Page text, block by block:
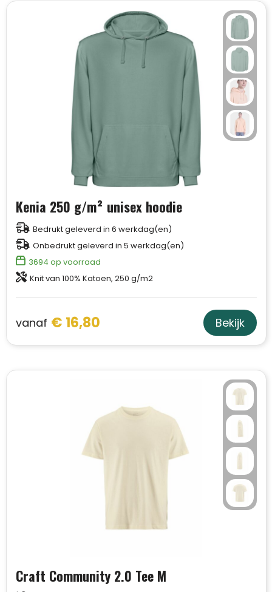
Handschoenen en Sjaals
Kledingaccessoires
Ondergoed, Sokken en Nachtkleding
Overhemden
Peuters en Baby's
Polo's
Regenkleding
T-Shirts
Heuptassen
Jute tassen
Katoenen draagtassen
Kledingtassen
Koeltassen en Koelboxen
Koffers en Trolleys
Laptop hoezen en tassen
Opbergtassen
Picknicktassen en manden
Sporttassen
Pakketten voor elke gelegenheid
Sinterklaas
Kenia 250 g/m² unisex hoodie
Bedrukt geleverd in 6 werkdag(en)
Onbedrukt geleverd in 5 werkdag(en)
3694 op voorraad
Knit van 100% Katoen, 250 g/m2
vanaf € 16,80 Bekijk
Craft Community 2.0 Tee M